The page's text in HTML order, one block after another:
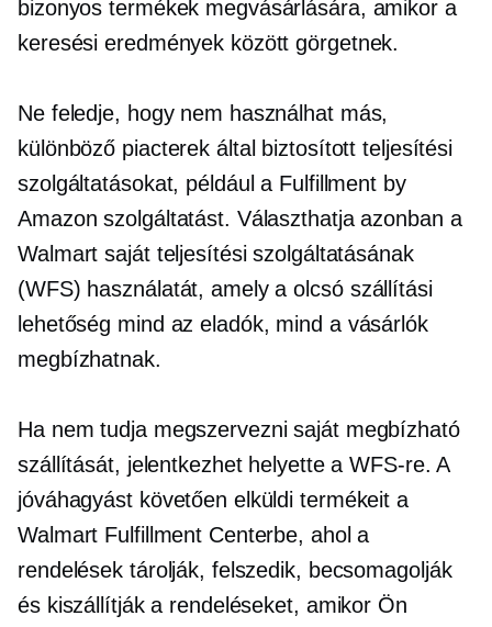
bizonyos termékek megvásárlására, amikor a
keresési eredmények között görgetnek.
Ne feledje, hogy nem használhat más,
különböző piacterek által biztosított teljesítési
szolgáltatásokat, például a Fulfillment by
Amazon szolgáltatást. Választhatja azonban a
Walmart saját teljesítési szolgáltatásának
(WFS) használatát, amely aolcsószállítási
lehetőség mind az eladók, mind a vásárlók
megbízhatnak.
Ha nem tudja megszervezni saját megbízható
szállítását, jelentkezhet helyette a WFS-re. A
jóváhagyást követően elküldi termékeit a
Walmart Fulfillment Centerbe, ahol a
rendelések tárolják, felszedik, becsomagolják
és kiszállítják a rendeléseket, amikor Ön